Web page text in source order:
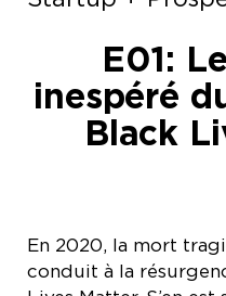
E01:
inespéré
Black
En 2020, la mort
conduit à la